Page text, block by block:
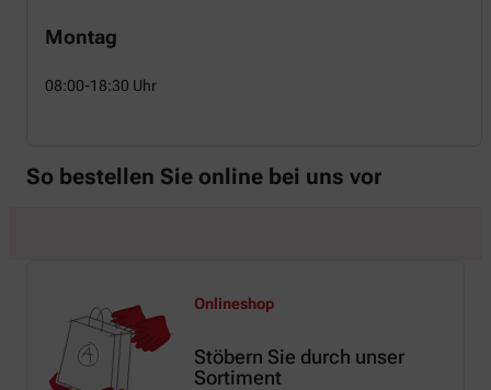
Montag
08:00-18:30 Uhr
So bestellen Sie online bei uns vor
Onlineshop
Stöbern Sie durch unser
Sortiment